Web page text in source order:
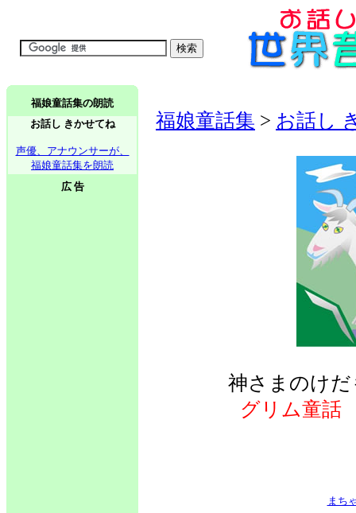
福娘童話集の朗読
お話し きかせてね
声優、アナウンサーが、
福娘童話集を朗読
広 告
福娘童話集 > お話し
神さまのけ
グリム童話
まち